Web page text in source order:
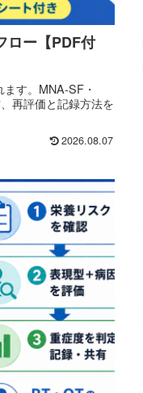
ロー【PDF付
す。MNA-SF・
再評価と記録方法を
2026.08.07